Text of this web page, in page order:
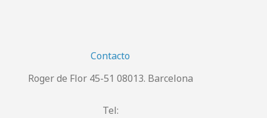
Contacto
Roger de Flor 45-51 08013. Barcelona
Tel: